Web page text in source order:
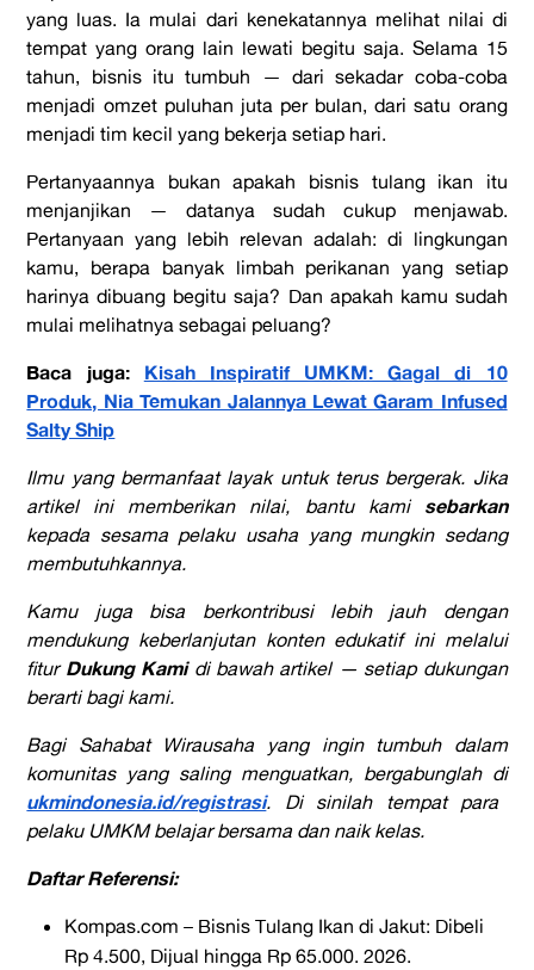
yang luas. Ia mulai dari kenekatannya melihat nilai di
tempat yang orang lain lewati begitu saja. Selama 15
tahun, bisnis itu tumbuh — dari sekadar coba-coba
menjadi omzet puluhan juta per bulan, dari satu orang
menjadi tim kecil yang bekerja setiap hari.
Pertanyaannya bukan apakah bisnis tulang ikan itu
menjanjikan — datanya sudah cukup menjawab.
Pertanyaan yang lebih relevan adalah: di lingkungan
kamu, berapa banyak limbah perikanan yang setiap
harinya dibuang begitu saja? Dan apakah kamu sudah
mulai melihatnya sebagai peluang?
Baca juga: Kisah Inspiratif UMKM: Gagal di 10
Produk, Nia Temukan Jalannya Lewat Garam Infused
Salty Ship
Ilmu yang bermanfaat layak untuk terus bergerak. Jika
artikel ini memberikan nilai, bantu kami sebarkan
kepada sesama pelaku usaha yang mungkin sedang
membutuhkannya.
Kamu juga bisa berkontribusi lebih jauh dengan
mendukung keberlanjutan konten edukatif ini melalui
fitur Dukung Kamidi bawah artikel — setiap dukungan
berarti bagi kami.
Bagi Sahabat Wirausaha yang ingin tumbuh dalam
komunitas yang saling menguatkan, bergabunglah di
ukmindonesia.id/registrasi. Di sinilah tempat para
pelaku UMKM belajar bersama dan naik kelas.
Daftar Referensi:
Kompas.com – Bisnis Tulang Ikan di Jakut: Dibeli
Rp 4.500, Dijual hingga Rp 65.000. 2026.